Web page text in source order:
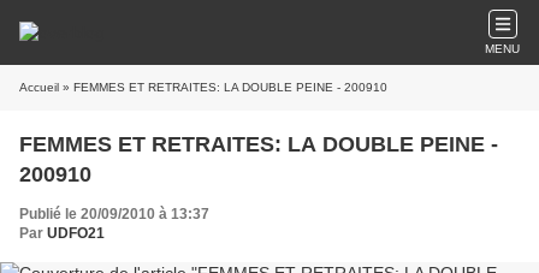
MENU
Accueil » FEMMES ET RETRAITES: LA DOUBLE PEINE - 200910
FEMMES ET RETRAITES: LA DOUBLE PEINE -
200910
Publié le 20/09/2010 à 13:37
Par UDFO21